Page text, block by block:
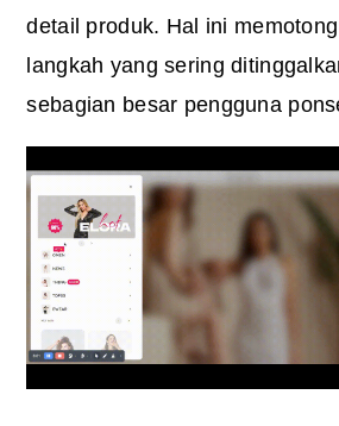
detail produk. Hal ini
langkah yang sering
sebagian besar pengguna